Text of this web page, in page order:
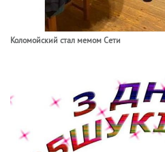
Коломойский стал мемом Сети